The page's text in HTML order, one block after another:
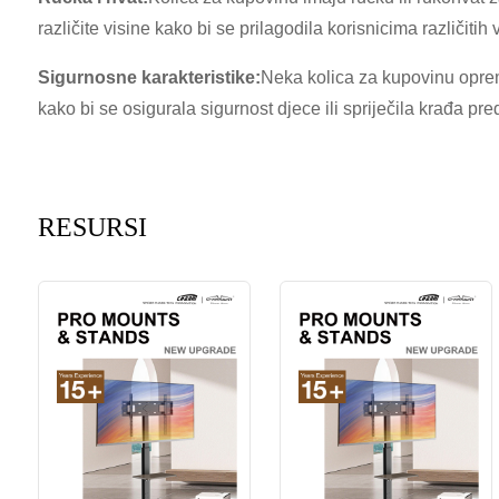
različite visine kako bi se prilagodila korisnicima različitih
Sigurnosne karakteristike:Neka kolica za kupovinu
kako bi se osigurala sigurnost djece ili spriječila krađa
RESURSI